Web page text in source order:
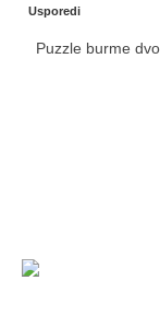
Usporedi
Puzzle burme